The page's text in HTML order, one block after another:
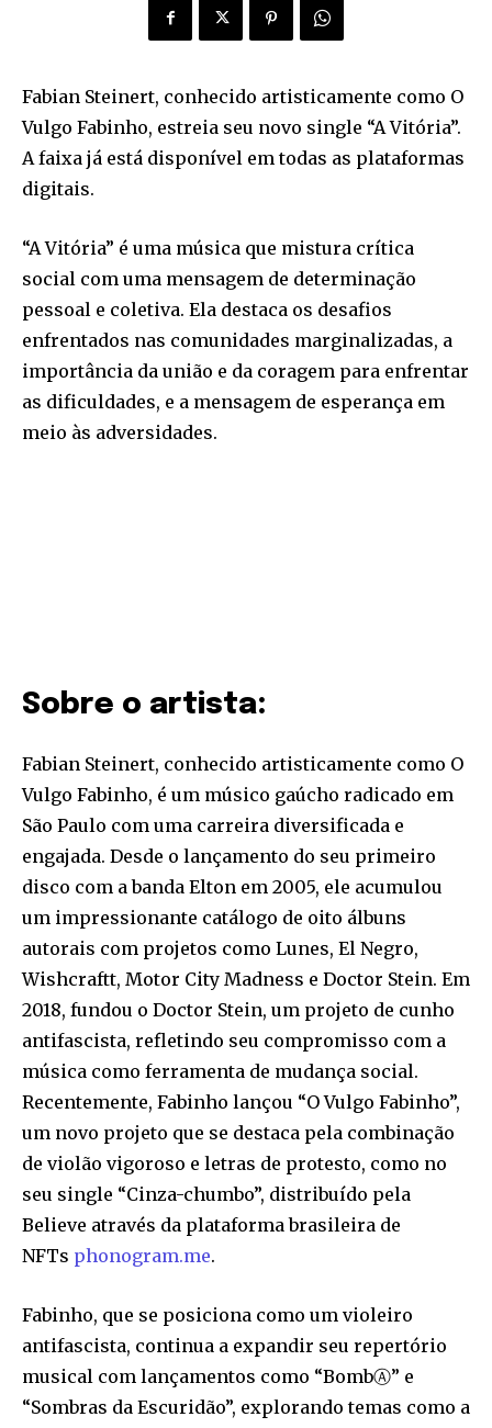
Fabian Steinert, conhecido artisticamente como O
Vulgo Fabinho, estreia seu novo single “A Vitória”.
A faixa já está disponível em todas as plataformas
digitais.
“A Vitória” é uma música que mistura crítica
social com uma mensagem de determinação
pessoal e coletiva. Ela destaca os desafios
enfrentados nas comunidades marginalizadas, a
importância da união e da coragem para enfrentar
as dificuldades, e a mensagem de esperança em
meio às adversidades.
Sobre o artista:
Fabian Steinert, conhecido artisticamente como O
Vulgo Fabinho, é um músico gaúcho radicado em
São Paulo com uma carreira diversificada e
engajada. Desde o lançamento do seu primeiro
disco com a banda Elton em 2005, ele acumulou
um impressionante catálogo de oito álbuns
autorais com projetos como Lunes, El Negro,
Wishcraftt, Motor City Madness e Doctor Stein. Em
2018, fundou o Doctor Stein, um projeto de cunho
antifascista, refletindo seu compromisso com a
música como ferramenta de mudança social.
Recentemente, Fabinho lançou “O Vulgo Fabinho”,
um novo projeto que se destaca pela combinação
de violão vigoroso e letras de protesto, como no
seu single “Cinza-chumbo”, distribuído pela
Believe através da plataforma brasileira de
NFTs phonogram.me.
Fabinho, que se posiciona como um violeiro
antifascista, continua a expandir seu repertório
musical com lançamentos como “BombⒶ” e
“Sombras da Escuridão”, explorando temas como a